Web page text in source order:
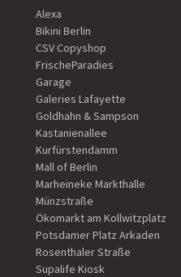
Alexa
Bikini Berlin
CSV Copyshop
FrischeParadies
Garage
Galeries Lafayette
Goldhahn & Sampson
Kastanienallee
Kurfürstendamm
Mall of Berlin
Marheineke Markthalle
Münzstraße
Ökomarkt am Kollwitzplatz
Potsdamer Platz Arkaden
Rosenthaler Straße
Supalife Kiosk